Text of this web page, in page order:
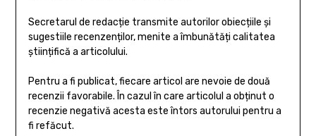
Secretarul de redacție transmite autorilor obiecțiile și
sugestiile recenzenților, menite a îmbunătăți calitatea
științifică a articolului.
Pentru a fi publicat, fiecare articol are nevoie de două
recenzii favorabile. În cazul în care articolul a obținut o
recenzie negativă acesta este întors autorului pentru a
fi refăcut.